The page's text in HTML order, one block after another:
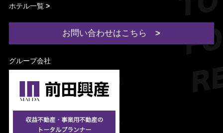
ホテル一覧
お問い合わせはこちら
グループ会社